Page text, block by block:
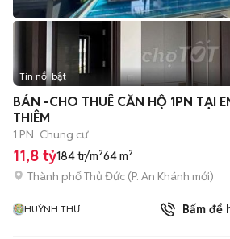
Tin nổi bật
BÁN -CHO THUÊ CĂN HỘ 1PN TẠI
THIÊM
1 PN Chung cư
11,8 tỷ184 tr/m²64 m²
Thành phố Thủ Đức (P. An Khánh mới)
HUỲNH THƯ Bấm để